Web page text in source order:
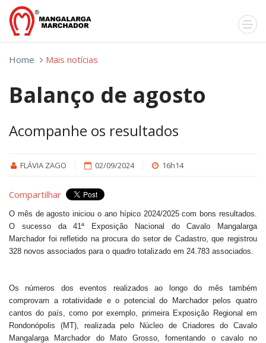
Home Mais notícias
Balanço de agosto
Acompanhe os resultados
FLÁVIA ZAGO 02/09/2024 16h14
Compartilhar
O mês de agosto iniciou o ano hípico 2024/2025 com bons resultados.
O sucesso da 41ª Exposição Nacional do Cavalo Mangalarga
Marchador foi refletido na procura do setor de Cadastro, que registrou
328 novos associados para o quadro totalizado em 24.783 associados.
Os números dos eventos realizados ao longo do mês também
comprovam a rotatividade e o potencial do Marchador pelos quatro
cantos do país, como por exemplo, primeira Exposição Regional em
Rondonópolis (MT), realizada pelo Núcleo de Criadores do Cavalo
Mangalarga Marchador do Mato Grosso, fomentando o cavalo no